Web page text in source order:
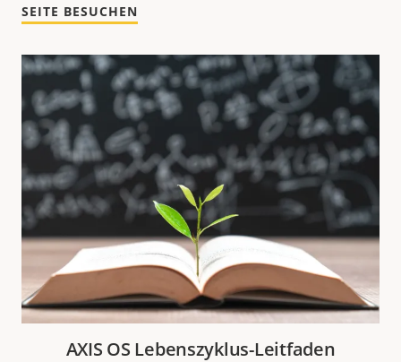
SEITE BESUCHEN
AXIS OS Lebenszyklus-Leitfaden